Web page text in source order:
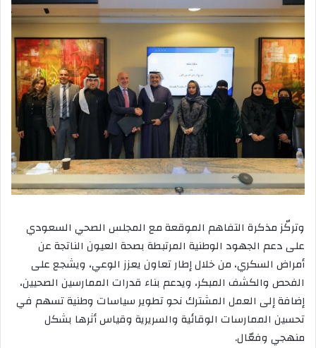
وتركّز مذكرة التفاهم الموقعة مع المجلس الصحي السعودي
على دعم الجهود الوطنية المرتبطة بصحة العيون الناتجة عن
أمراض السكري، من خلال إطار تعاون يعزز الوعي، ويشجع على
الفحص والكشف المبكر، ويدعم بناء قدرات الممارسين الصحيين،
إضافة إلى العمل المشترك نحو تطوير سياسات وطنية تسهم في
تحسين الممارسات الوقائية والسريرية وقياس أثرها بشكل
منهجي وفعّال.